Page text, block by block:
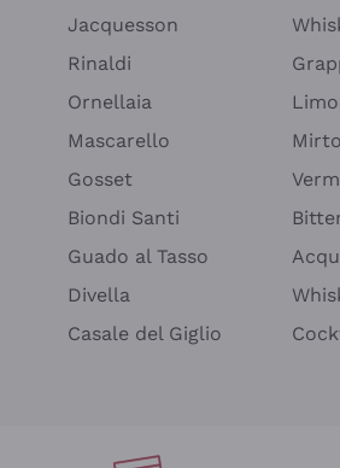
Jacquesson
Rinaldi
Ornellaia
Mascarello
Gosset
Biondi Santi
Guado al Tasso
Divella
Casale del Giglio
Mirto